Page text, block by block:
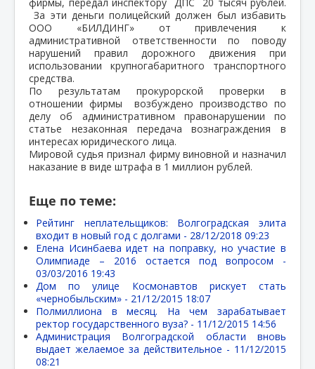
За эти деньги полицейский должен был избавить
ООО «БИЛДИНГ» от привлечения к
административной ответственности по поводу
нарушений правил дорожного движения при
использовании крупногабаритного транспортного
средства.
По результатам прокурорской проверки в
отношении фирмы возбуждено производство по
делу об административном правонарушении по
статье незаконная передача вознаграждения в
интересах юридического лица.
Мировой судья признал фирму виновной и назначил
наказание в виде штрафа в 1 миллион рублей.
Еще по теме:
Рейтинг неплательщиков: Волгоградская элита
входит в новый год с долгами - 28/12/2018 09:23
Елена Исинбаева идет на поправку, но участие в
Олимпиаде – 2016 остается под вопросом -
03/03/2016 19:43
Дом по улице Космонавтов рискует стать
«чернобыльским» - 21/12/2015 18:07
Полмиллиона в месяц. На чем зарабатывает
ректор государственного вуза? - 11/12/2015 14:56
Администрация Волгоградской области вновь
выдает желаемое за действительное - 11/12/2015
08:21